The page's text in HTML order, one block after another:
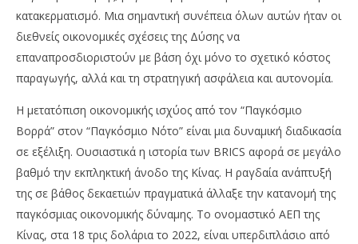
κατακερματισμό. Μια σημαντική συνέπεια όλων αυτών ήταν οι
διεθνείς οικονομικές σχέσεις της Δύσης να
επαναπροσδιοριστούν με βάση όχι μόνο το σχετικό κόστος
παραγωγής, αλλά και τη στρατηγική ασφάλεια και αυτονομία.
Η μετατόπιση οικονομικής ισχύος από τον “Παγκόσμιο
Βορρά” στον “Παγκόσμιο Νότο” είναι μια δυναμική διαδικασία
σε εξέλιξη. Ουσιαστικά η ιστορία των BRICS αφορά σε μεγάλο
βαθμό την εκπληκτική άνοδο της Κίνας. Η ραγδαία ανάπτυξή
της σε βάθος δεκαετιών πραγματικά άλλαξε την κατανομή της
παγκόσμιας οικονομικής δύναμης. Το ονομαστικό ΑΕΠ της
Κίνας, στα 18 τρις δολάρια το 2022, είναι υπερδιπλάσιο από